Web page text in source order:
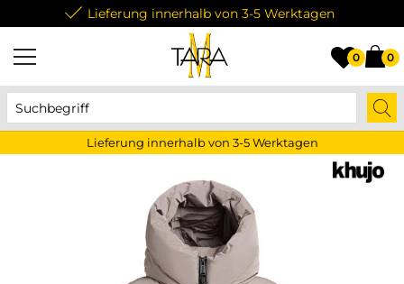
Lieferung innerhalb von 3-5 Werktagen
0 0
Lieferung innerhalb von 3-5 Werktagen